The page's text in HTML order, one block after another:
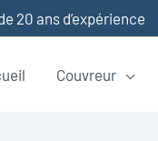
20 ans d’expérience
Couvreur